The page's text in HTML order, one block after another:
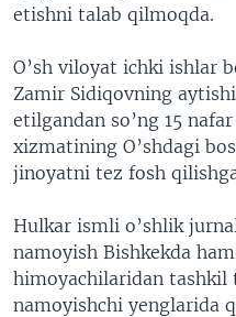
VASHINGTON CHOYXONASI
VIDEO
XABARLAR SURATLARDA
YOUTUBE
ODNOKLASSNIKI
TELEGRAM
TWITTER
EDITORIAL
Learning English
etishni talab qilmoqda.
O’sh viloyat ichki ishlar
Zamir Sidiqovning
etilgandan so’ng 15
xizmatining O’shdagi
jinoyatni tez fosh
Hulkar ismli o’shlik
namoyish Bishkekda
himoyachilaridan tashkil
namoyishchi yenglarida